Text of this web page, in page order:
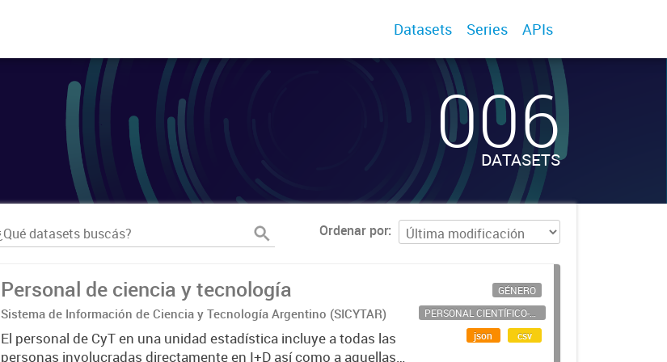
Datasets Series APIs
006
DATASETS
Ordenar por
Personal de ciencia y tecnología
Sistema de Información de Ciencia y Tecnología Argentino (SICYTAR)
El personal de CyT en una unidad estadística incluye a todas las
personas involucradas directamente en I+D así como a aquellas
GÉNERO
PERSONAL CIENTÍFICO-TECNOLÓGICO
json
csv